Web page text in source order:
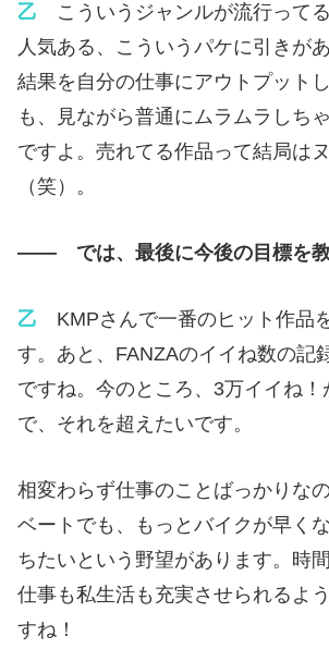
乙 こういうジャンルが流行って
人気ある、こういうパケに引き
結果を自分の仕事にアウトプット
も、見ながら普通にムラムラしち
ですよ。売れてる作品って結局は
（笑）。
—— では、最後に今後の目標を教
乙 KMPさんで一番のヒット作品
す。あと、FANZAのイイね数の記
ですね。今のところ、3万イイね
で、それを超えたいです。
相変わらず仕事のことばっかりな
ベートでも、もっとバイクが早く
ちたいという野望があります。時
仕事も私生活も充実させられるよ
すね！